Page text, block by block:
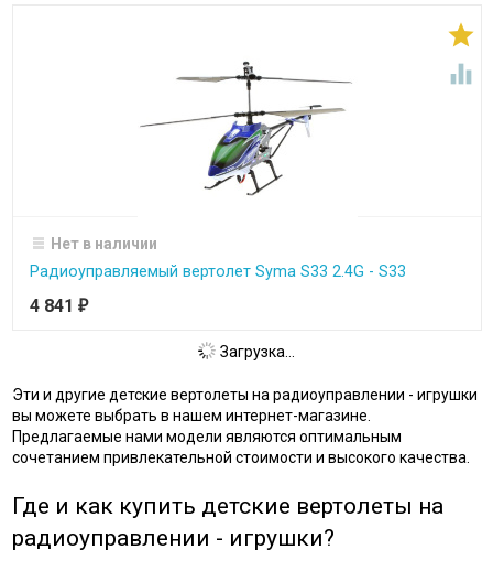


Нет в наличии
Радиоуправляемый вертолет Syma S33 2.4G - S33
4 841 ₽
Загрузка...
Эти и другие детские вертолеты на радиоуправлении - игрушки
вы можете выбрать в нашем интернет-магазине.
Предлагаемые нами модели являются оптимальным
сочетанием привлекательной стоимости и высокого качества.
Где и как купить детские вертолеты на
радиоуправлении - игрушки?